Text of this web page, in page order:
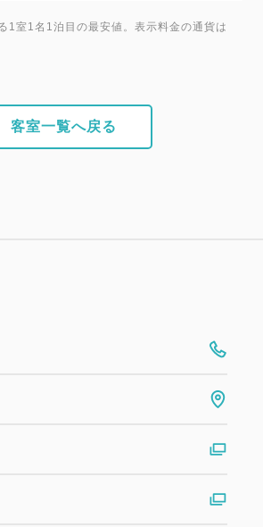
1室1名1泊目の最安値。表示料金の通貨は
客室一覧へ戻る